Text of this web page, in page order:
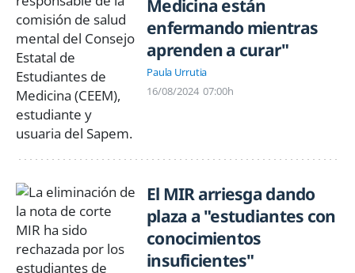
Medicina están
enfermando mientras
aprenden a curar"
Paula Urrutia
16/08/2024 07:00h
El MIR arriesga dando
plaza a "estudiantes con
conocimientos
insuficientes"